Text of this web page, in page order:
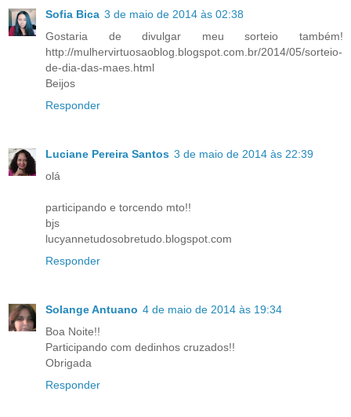
Sofia Bica 3 de maio de 2014 às 02:38
Gostaria de divulgar meu sorteio também!
http://mulhervirtuosaoblog.blogspot.com.br/2014/05/sorteio-
de-dia-das-maes.html
Beijos
Responder
Luciane Pereira Santos 3 de maio de 2014 às 22:39
olá
participando e torcendo mto!!
bjs
lucyannetudosobretudo.blogspot.com
Responder
Solange Antuano 4 de maio de 2014 às 19:34
Boa Noite!!
Participando com dedinhos cruzados!!
Obrigada
Responder